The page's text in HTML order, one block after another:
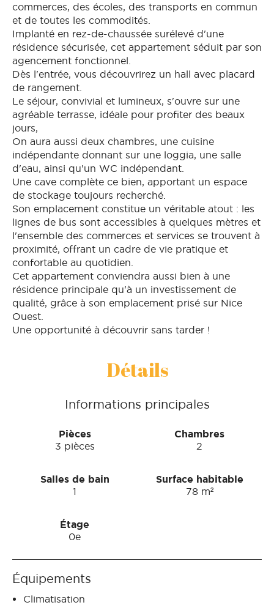
commerces, des écoles, des transports en commun
et de toutes les commodités.
Implanté en rez-de-chaussée surélevé d'une
résidence sécurisée, cet appartement séduit par son
agencement fonctionnel.
Dès l'entrée, vous découvrirez un hall avec placard
de rangement.
Le séjour, convivial et lumineux, s'ouvre sur une
agréable terrasse, idéale pour profiter des beaux
jours,
On aura aussi deux chambres, une cuisine
indépendante donnant sur une loggia, une salle
d'eau, ainsi qu'un WC indépendant.
Une cave complète ce bien, apportant un espace
de stockage toujours recherché.
Son emplacement constitue un véritable atout : les
lignes de bus sont accessibles à quelques mètres et
l'ensemble des commerces et services se trouvent à
proximité, offrant un cadre de vie pratique et
confortable au quotidien.
Cet appartement conviendra aussi bien à une
résidence principale qu'à un investissement de
qualité, grâce à son emplacement prisé sur Nice
Ouest.
Une opportunité à découvrir sans tarder !
Détails
Informations principales
Pièces
3 pièces
Chambres
2
Salles de bain
1
Surface habitable
78 m²
Étage
0e
Équipements
Climatisation